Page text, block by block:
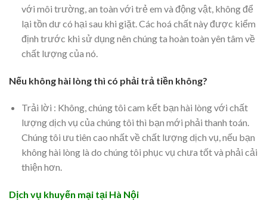
với môi trường, an toàn với trẻ em và động vật, không để
lại tồn dư có hại sau khi giặt. Các hoá chất này được kiểm
định trước khi sử dụng nên chúng ta hoàn toàn yên tâm về
chất lượng của nó.
Nếu không hài lòng thì có phải trả tiền không?
Trải lời : Không, chúng tôi cam kết bạn hài lòng với chất
lượng dịch vụ của chúng tôi thì bạn mới phải thanh toán.
Chúng tôi ưu tiên cao nhất về chất lượng dịch vụ, nếu bạn
không hài lòng là do chúng tôi phục vụ chưa tốt và phải cải
thiện hơn.
Dịch vụ khuyến mại tại Hà Nội